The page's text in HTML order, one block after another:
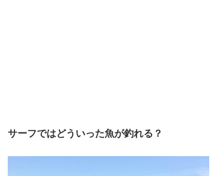
サーフではどういった魚が釣れる？